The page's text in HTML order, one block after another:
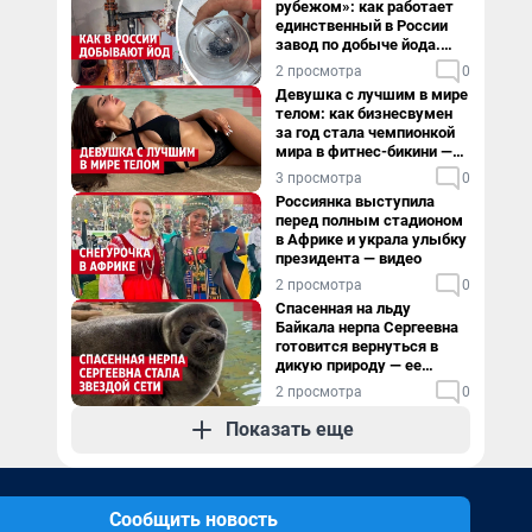
рубежом»: как работает
единственный в России
завод по добыче йода.
Видео
2 просмотра 0
Девушка с лучшим в мире
телом: как бизнесвумен
за год стала чемпионкой
мира в фитнес-бикини —
видео
3 просмотра 0
Россиянка выступила
перед полным стадионом
в Африке и украла улыбку
президента — видео
2 просмотра 0
Спасенная на льду
Байкала нерпа Сергеевна
готовится вернуться в
дикую природу — ее
видеоистория
2 просмотра 0
Показать еще
Сообщить новость